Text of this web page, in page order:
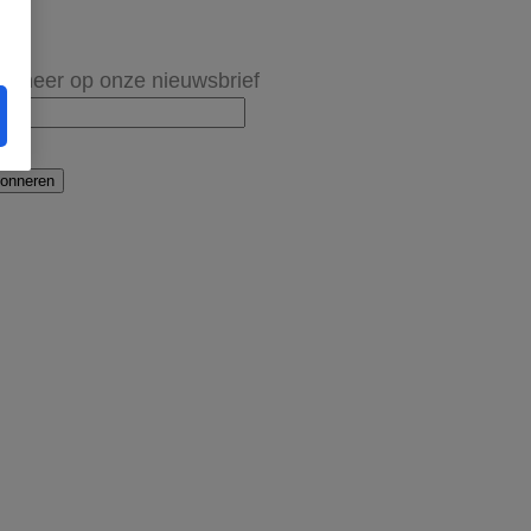
op onze nieuwsbrief